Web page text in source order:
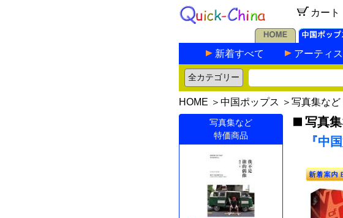
カート
新着すべて アーティス
HOME ＞ 中国ポップス ＞ 写真集など
写真集など
特価商品
写真
『中